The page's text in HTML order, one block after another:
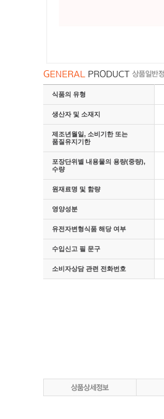
식품의 유형
생산자 및 소재지
제조년월일, 소비기한 또는
품질유지기한
포장단위별 내용물의 용량(중량),
수량
원재료명 및 함량
영양성분
유전자변형식품 해당 여부
수입신고 필 문구
소비자상담 관련 전화번호